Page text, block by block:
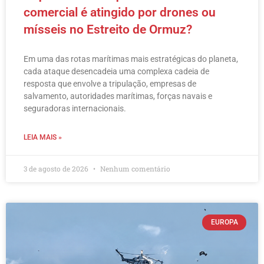
comercial é atingido por drones ou
mísseis no Estreito de Ormuz?
Em uma das rotas marítimas mais estratégicas do planeta,
cada ataque desencadeia uma complexa cadeia de
resposta que envolve a tripulação, empresas de
salvamento, autoridades marítimas, forças navais e
seguradoras internacionais.
LEIA MAIS »
3 de agosto de 2026 Nenhum comentário
EUROPA